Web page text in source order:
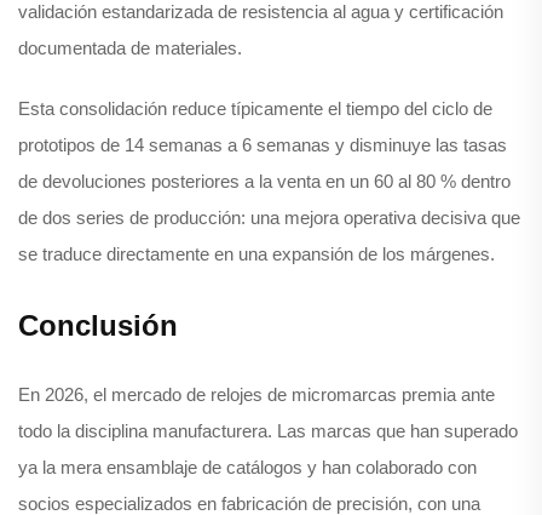
validación estandarizada de resistencia al agua y certificación
documentada de materiales.
Esta consolidación reduce típicamente el tiempo del ciclo de
prototipos de 14 semanas a 6 semanas y disminuye las tasas
de devoluciones posteriores a la venta en un 60 al 80 % dentro
de dos series de producción: una mejora operativa decisiva que
se traduce directamente en una expansión de los márgenes.
Conclusión
En 2026, el mercado de relojes de micromarcas premia ante
todo la disciplina manufacturera. Las marcas que han superado
ya la mera ensamblaje de catálogos y han colaborado con
socios especializados en fabricación de precisión, con una